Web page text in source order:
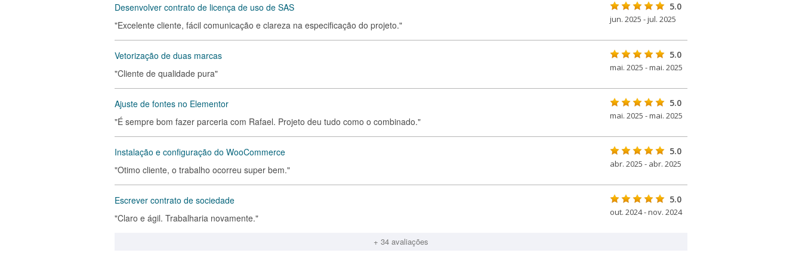
Desenvolver contrato de licença de uso de SAS
"Excelente cliente, fácil comunicação e clareza na especificação do projeto."
5.0
jun. 2025 - jul. 2025
Vetorização de duas marcas
"Cliente de qualidade pura"
5.0
mai. 2025 - mai. 2025
Ajuste de fontes no Elementor
"É sempre bom fazer parceria com Rafael. Projeto deu tudo como o combinado."
5.0
mai. 2025 - mai. 2025
Instalação e configuração do WooCommerce
"Otimo cliente, o trabalho ocorreu super bem."
5.0
abr. 2025 - abr. 2025
Escrever contrato de sociedade
"Claro e ágil. Trabalharia novamente."
5.0
out. 2024 - nov. 2024
+ 34 avaliações